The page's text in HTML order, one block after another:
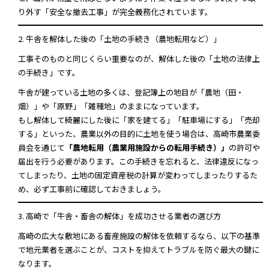
り外す「安全な撤去工事」が完全義務化されています。
2. 牛舎を解体した後の「土地の手続き（農地転用など）」
工事そのものと同じくらい重要なのが、解体した後の「土地の法律上
の手続き」です。
牛舎が建っている土地の多くは、登記簿上の地目が「農地（田・
畑）」や「原野」「雑種地」のままになっています。
もし解体して綺麗にした後に「家を建てる」「駐車場にする」「売却
する」といった、農業以外の目的に土地を使う場合は、高崎市農業委
員会を通じて 「農地転用（農業用施設からの転用手続き）」 の許可や
届出を行う必要があります。この手続きを忘れると、法律違反になっ
てしまったり、土地の固定資産税の計算が変わってしまったりするた
め、必ず工事前に確認しておきましょう。
3. 高崎で「牛舎・畜舎の解体」を成功させる業者の選び方
高崎の広大な敷地にある畜産施設の解体を依頼するなら、以下の基準
で地元業者を選ぶことが、コストを抑えてトラブルを防ぐ最大の鍵に
なります。